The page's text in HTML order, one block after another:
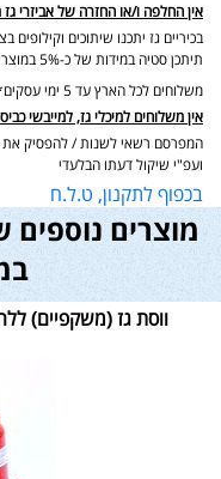
אין החלפה ו/או החזרה של אביזרי
בכיריים גז יתכנו שיתוכים
תיתכן סטיה במידות של כ-5% במוצרים שמיוצרים / מורכבים בעבודת יד
משלוחים לכל הארץ עד 5 ימי עסקים*
אין משלוחים למיכלי גז, למייבשי
המפרסם רשאי לשנות / להפסיק את
ועפ"י שיקול דעתו הבלעדי
בכפוף לתקנון, ט.ל.ח
מוצרים נוספים
ווסת גז (משקפיים) ללחץ 100 קג"ש / מתכוונן